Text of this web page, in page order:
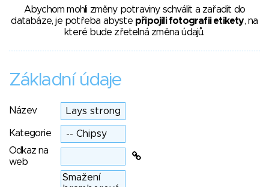
Abychom mohli změny potraviny schválit a zařadit do
databáze, je potřeba abyste připojili fotografii etikety, na
které bude zřetelná změna údajů.
Základní údaje
Název
Kategorie
Odkaz na
web